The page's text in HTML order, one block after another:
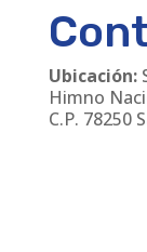
Ubicación:
Himno
C.P. 78250